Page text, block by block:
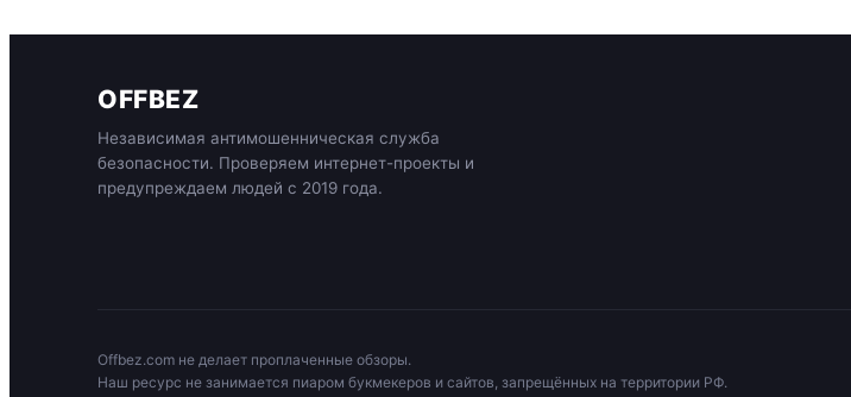
OFFBEZ
Независимая антимошенническая служба
безопасности. Проверяем интернет-проекты и
предупреждаем людей с 2019 года.
Offbez.com не делает проплаченные обзоры.
Наш ресурс не занимается пиаром букмекеров и сайтов, запрещённых на территории РФ.